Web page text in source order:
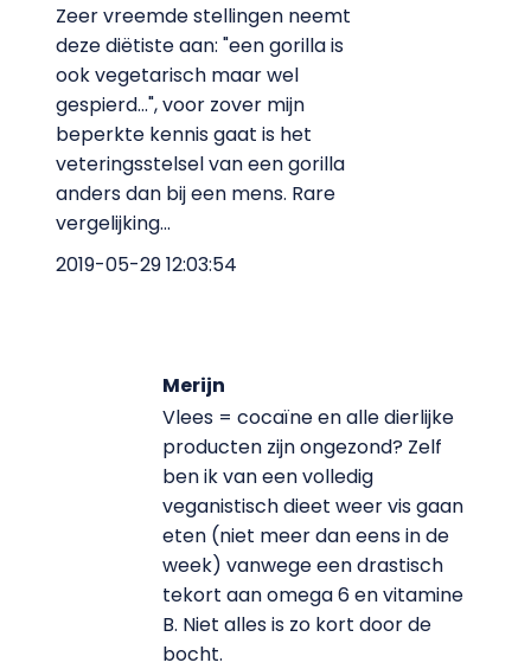
Zeer vreemde stellingen neemt
deze diëtiste aan: "een gorilla is
ook vegetarisch maar wel
gespierd...", voor zover mijn
beperkte kennis gaat is het
veteringsstelsel van een gorilla
anders dan bij een mens. Rare
vergelijking...
2019-05-29 12:03:54
Merijn
Vlees = cocaïne en alle dierlijke
producten zijn ongezond? Zelf
ben ik van een volledig
veganistisch dieet weer vis gaan
eten (niet meer dan eens in de
week) vanwege een drastisch
tekort aan omega 6 en vitamine
B. Niet alles is zo kort door de
bocht.